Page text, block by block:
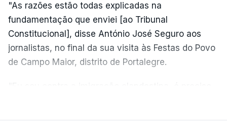
"As razões estão todas explicadas na
fundamentação que enviei [ao Tribunal
Constitucional], disse António José Seguro aos
jornalistas, no final da sua visita às Festas do Povo
de Campo Maior, distrito de Portalegre.